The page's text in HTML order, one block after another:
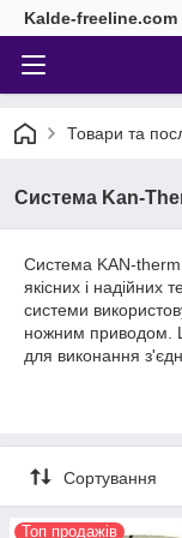
Kalde-freeline.com
Товари та
Система Kan-
Система KAN-therm
якісних і надійних
системи
ножним приводом.
для виконання
монтажник не
therm Push в
особливо важливо.
Сортування
Топ продажів